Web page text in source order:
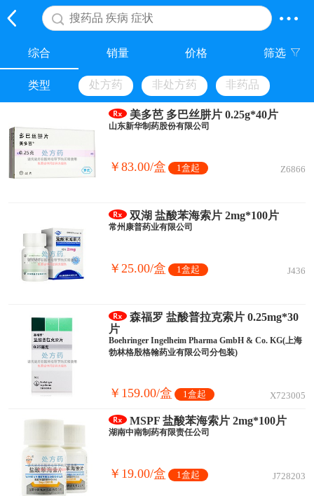
综合 销量 价格 筛选
类型 处方药 非处方药 非药品
美多芭 多巴丝肼片 0.25g*40片
山东新华制药股份有限公司
￥83.00/盒 1盒起 Z6866
双湖 盐酸苯海索片 2mg*100片
常州康普药业有限公司
￥25.00/盒 1盒起 J436
森福罗 盐酸普拉克索片 0.25mg*30
片
Boehringer Ingelheim Pharma GmbH & Co. KG(上海
勃林格殷格翰药业有限公司分包装)
￥159.00/盒 1盒起 X723005
MSPF 盐酸苯海索片 2mg*100片
湖南中南制药有限责任公司
￥19.00/盒 1盒起 J728203